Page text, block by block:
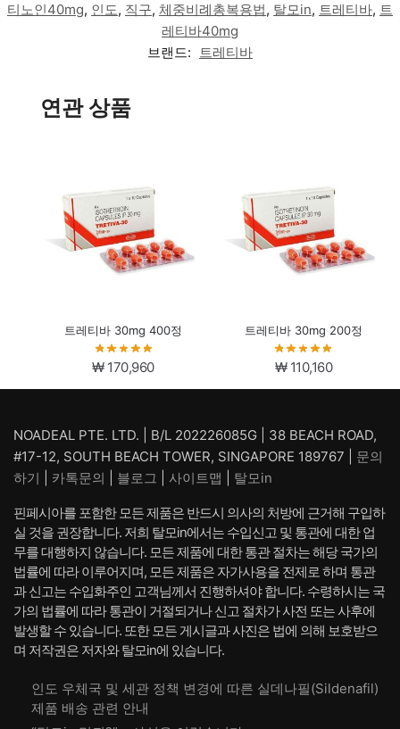
티노인40mg, 인도, 직구, 체중비례총복용법, 탈모in, 트레티바, 트
레티바40mg
브랜드: 트레티바
연관 상품
트레티바 30mg 400정
₩170,960
트레티바 30mg 200정
₩110,160
NOADEAL PTE. LTD. | B/L 202226085G | 38 BEACH ROAD,
#17-12, SOUTH BEACH TOWER, SINGAPORE 189767 | 문의
하기
카톡문의 블로그 사이트맵 탈모in
핀페시아를 포함한 모든 제품은 반드시 의사의 처방에 근거해 구입하
실 것을 권장합니다. 저희 탈모in에서는 수입신고 및 통관에 대한 업
무를 대행하지 않습니다. 모든 제품에 대한 통관 절차는 해당 국가의
법률에 따라 이루어지며, 모든 제품은 자가사용을 전제로 하며 통관
과 신고는 수입화주인 고객님께서 진행하셔야 합니다. 수령하시는 국
가의 법률에 따라 통관이 거절되거나 신고 절차가 사전 또는 사후에
발생할 수 있습니다. 또한 모든 게시글과 사진은 법에 의해 보호받으
며 저작권은 저자와 탈모in에 있습니다.
인도 우체국 및 세관 정책 변경에 따른 실데나필(Sildenafil)
제품 배송 관련 안내